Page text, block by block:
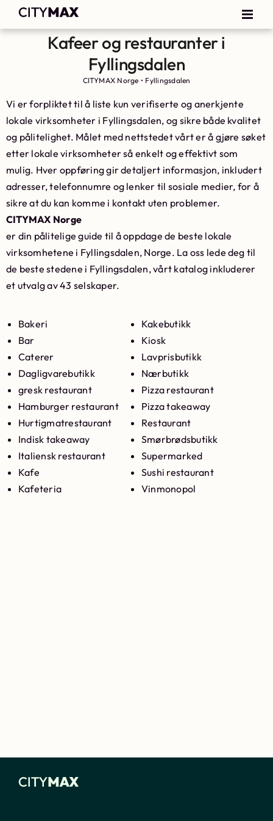
Kafeer og restauranter i
Fyllingsdalen
CITYMAX Norge • Fyllingsdalen
Vi er forpliktet til å liste kun verifiserte og anerkjente
lokale virksomheter i Fyllingsdalen, og sikre både kvalitet
og pålitelighet. Målet med nettstedet vårt er å gjøre søket
etter lokale virksomheter så enkelt og effektivt som
mulig. Hver oppføring gir detaljert informasjon, inkludert
adresser, telefonnumre og lenker til sosiale medier, for å
sikre at du kan komme i kontakt uten problemer.
CITYMAX Norge
er din pålitelige guide til å oppdage de beste lokale
virksomhetene i Fyllingsdalen, Norge. La oss lede deg til
de beste stedene i Fyllingsdalen, vårt katalog inkluderer
et utvalg av 43 selskaper.
Bakeri
Bar
Caterer
Dagligvarebutikk
gresk restaurant
Hamburger restaurant
Hurtigmatrestaurant
Indisk takeaway
Italiensk restaurant
Kafe
Kafeteria
Kakebutikk
Kiosk
Lavprisbutikk
Nærbutikk
Pizza restaurant
Pizza takeaway
Restaurant
Smørbrødsbutikk
Supermarked
Sushi restaurant
Vinmonopol